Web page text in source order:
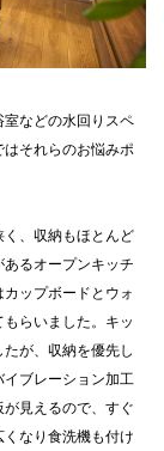
などの水回りスペ
それらのお悩みポ
く、収納もほとんど
るオープンキッチ
ップボードとウォ
らいました。キッ
が、収納を優先し
ブレーション加工
見えるので、すぐ
なり食洗機も付け